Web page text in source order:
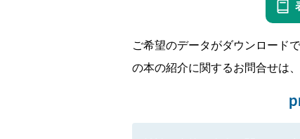
ご希望のデータがダウンロード
の本の紹介に関するお問合せは